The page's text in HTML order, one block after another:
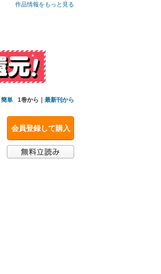
作品情報をもっと見る
簡単 1巻から｜ 最新刊から
会員登録して購入